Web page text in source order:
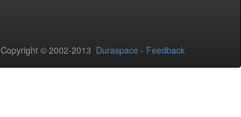
Copyright © 2002-2013 Duraspace - Feedback